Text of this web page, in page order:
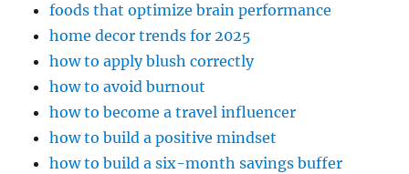
foods that optimize brain performance
home decor trends for 2025
how to apply blush correctly
how to avoid burnout
how to become a travel influencer
how to build a positive mindset
how to build a six-month savings buffer